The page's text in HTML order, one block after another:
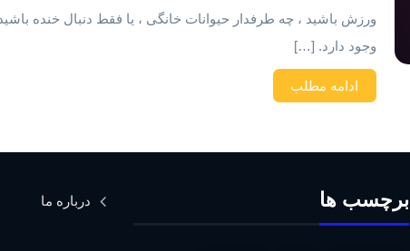
وجود دارد. […]
ادامه مطلب
برچسب ها درباره ما